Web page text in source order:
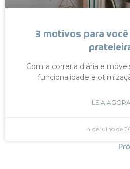
3 motivos para
Com a correria diária e
funcionalidade e
LEIA
4 de julho de